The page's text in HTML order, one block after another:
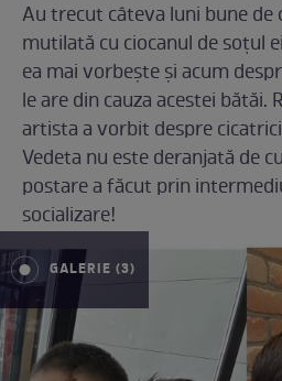
Au trecut câteva luni bune de
mutilată cu ciocanul de soțul
ea mai vorbește și acum
le are din cauza acestei bătăi.
artista a vorbit despre
Vedeta nu este deranjată de
postare a făcut prin
socializare!
GALERIE (3)